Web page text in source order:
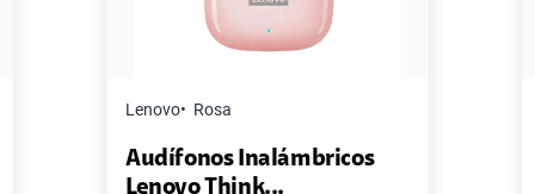
Lenovo Rosa
Audífonos Inalámbricos
Lenovo Think...